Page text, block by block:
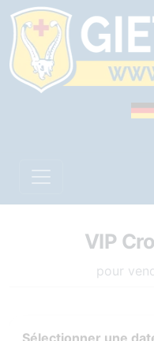
VIP
pour
Sélectionner une